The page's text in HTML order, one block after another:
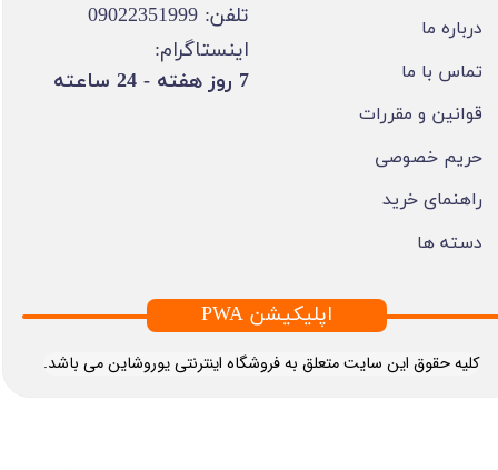
​کلیه حقوق این سایت متعلق به فروشگاه اینترنتی یوروشاین می باشد.
درباره ما
تماس با ما
قوانین و مقررات
حریم خصوصی
راهنمای خرید
دسته ها
تلفن: 09022351999
اینستاگرام:
​7 روز هفته - 24 ساعته ​​​​​​​
PWA اپلیکیشن